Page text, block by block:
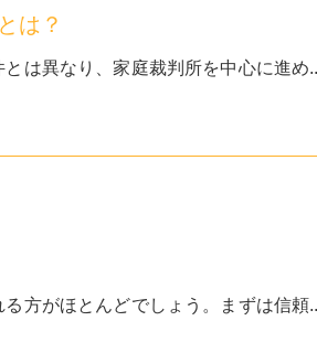
は？
は異なり、家庭裁判所を中心に進め
方がほとんどでしょう。まずは信頼